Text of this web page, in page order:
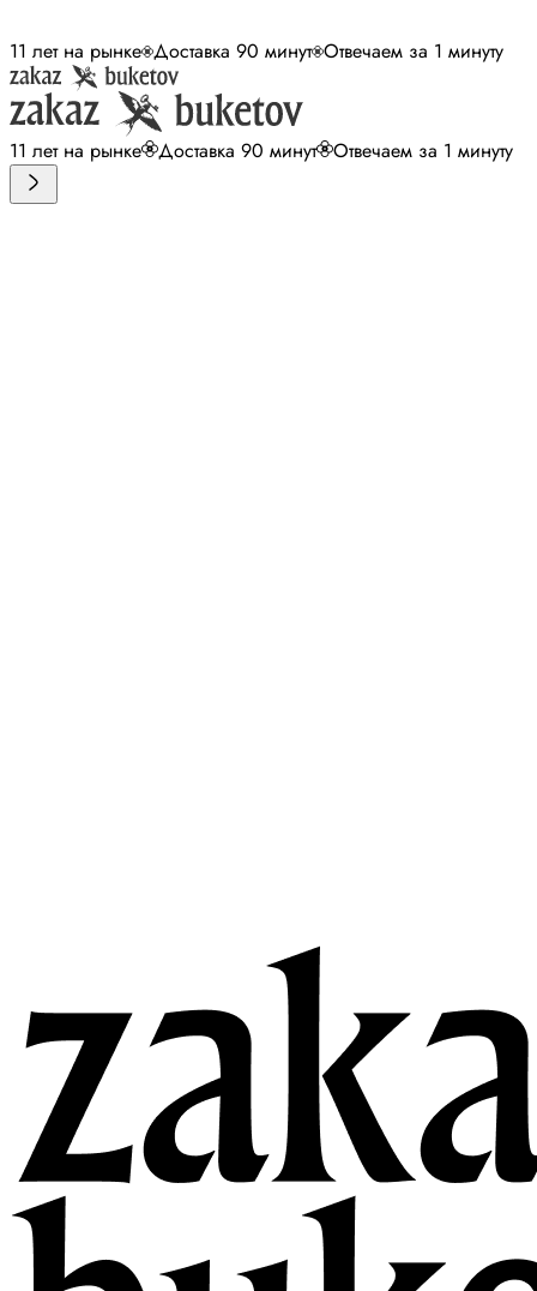
11 лет на рынке Доставка 90 минут Отвечаем за 1 минуту
11 лет на рынке Доставка 90 минут Отвечаем за 1 минуту